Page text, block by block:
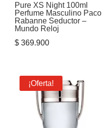
Pure XS Night 100ml
Perfume Masculino Paco
Rabanne Seductor –
Mundo Reloj
$ 369.900
¡Oferta!